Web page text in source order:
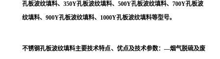
孔板波纹填料、 350Y孔板波纹填料、500Y孔板波纹填料、700Y孔板波
纹填料、900Y孔板波纹填料、 1000Y孔板波纹填料等型号。
不锈钢孔板波纹填料主要技术特点、优点及技术参数：—烟气脱硫及废